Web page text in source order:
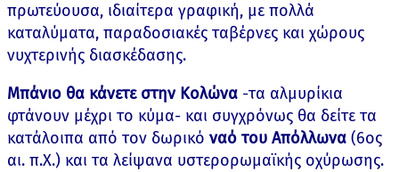
πρωτεύουσα, ιδιαίτερα γραφική, με πολλά
καταλύματα, παραδοσιακές ταβέρνες και χώρους
νυχτερινής διασκέδασης.
Μπάνιο θα κάνετε στην Κολώνα -τα αλμυρίκια
φτάνουν μέχρι το κύμα- και συγχρόνως θα δείτε τα
κατάλοιπα από τον δωρικόναό του Απόλλωνα (6ος
αι. π.Χ.) και τα λείψανα υστερορωμαϊκής οχύρωσης.